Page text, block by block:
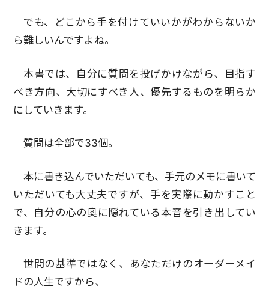
でも、どこから手を付けていいかがわからないか
ら難しいんですよね。
本書では、自分に質問を投げかけながら、目指す
べき方向、大切にすべき人、優先するものを明らか
にしていきます。
質問は全部で33個。
本に書き込んでいただいても、手元のメモに書いて
いただいても大丈夫ですが、手を実際に動かすこと
で、自分の心の奥に隠れている本音を引き出してい
きます。
世間の基準ではなく、あなただけのオーダーメイ
ドの人生ですから、